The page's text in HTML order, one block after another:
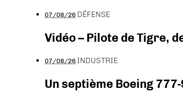
07/08/26 DÉFENSE
Vidéo – Pilote de Tigre,
07/08/26INDUSTRIE
Un septième Boeing